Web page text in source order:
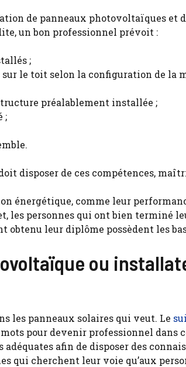
de panneaux photovoltaïques et
un bon professionnel prévoit :
;
le toit selon la configuration de la
préalablement installée ;
;
disposer de ces compétences,
énergétique, comme leur
les personnes qui ont bien terminé
obtenu leur diplôme possèdent les
ou
les panneaux solaires qui veut. Le
pour devenir professionnel dans
afin de disposer des
qui cherchent leur voie qu’aux